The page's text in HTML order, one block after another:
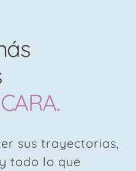
sus trayectorias,
todo lo que